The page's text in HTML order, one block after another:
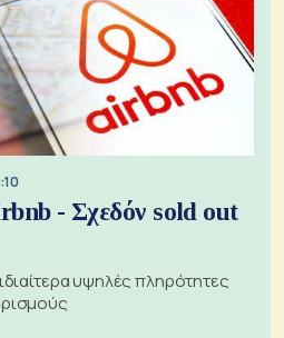
- Σχεδόν sold out
υψηλές πληρότητες